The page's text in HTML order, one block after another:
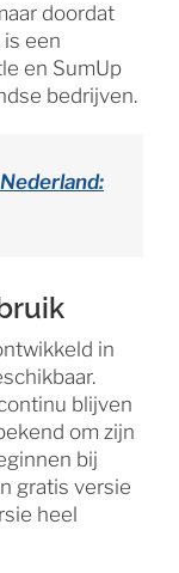
doordat
een
en SumUp
bedrijven.
in
blijven
om zijn
bij
gratis versie
heel